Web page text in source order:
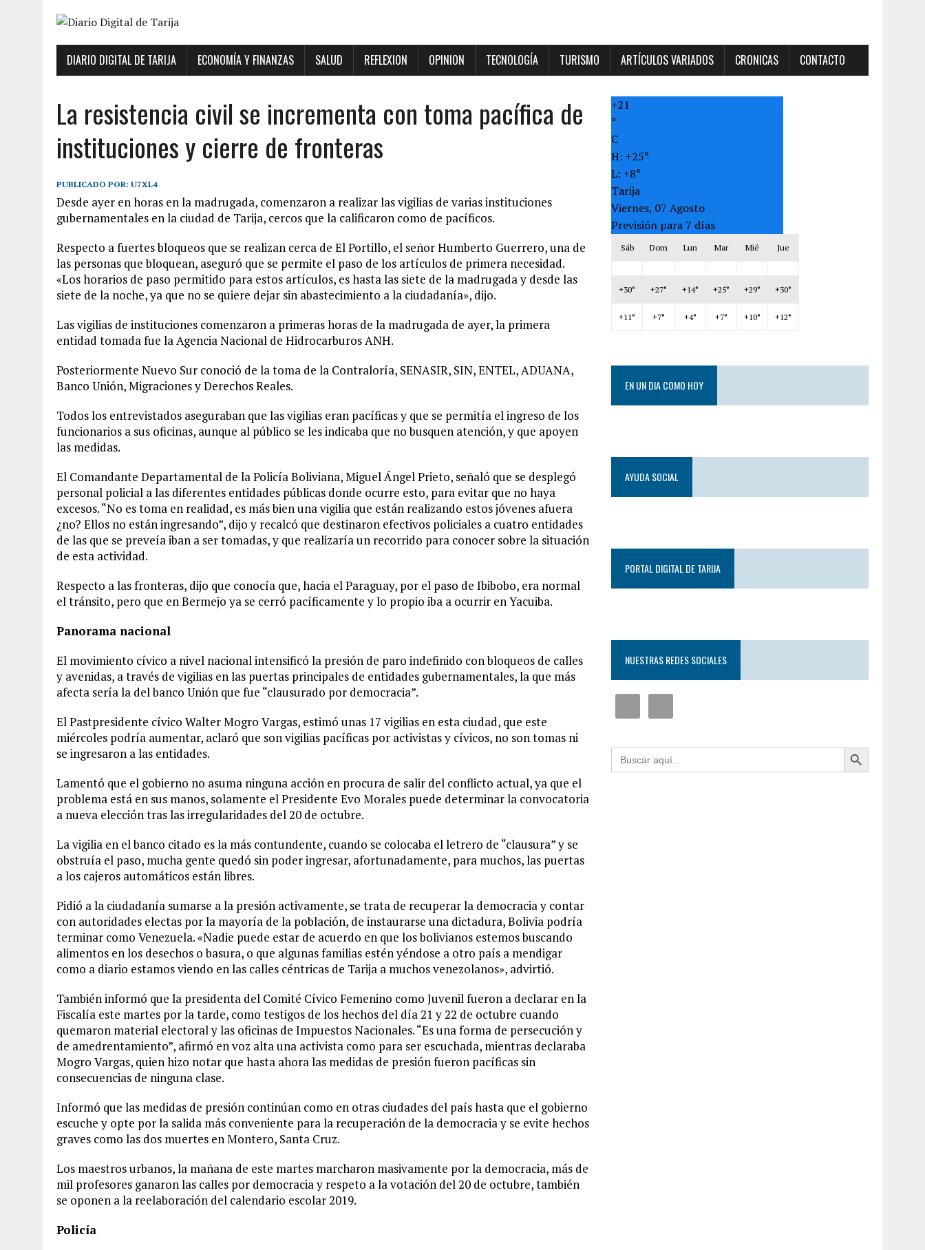
DIARIO DIGITAL DE TARIJA ECONOMÍA Y FINANZAS SALUD REFLEXION OPINION TECNOLOGÍA TURISMO ARTÍCULOS VARIADOS CRONICAS CONTACTO
La resistencia civil se incrementa con toma pacífica de
instituciones y cierre de fronteras
PUBLICADO POR: U7XL4
Desde ayer en horas en la madrugada, comenzaron a realizar las vigilias de varias instituciones
gubernamentales en la ciudad de Tarija, cercos que la calificaron como de pacíficos.
Respecto a fuertes bloqueos que se realizan cerca de El Portillo, el señor Humberto Guerrero, una de
las personas que bloquean, aseguró que se permite el paso de los artículos de primera necesidad.
«Los horarios de paso permitido para estos artículos, es hasta las siete de la madrugada y desde las
siete de la noche, ya que no se quiere dejar sin abastecimiento a la ciudadanía», dijo.
Las vigilias de instituciones comenzaron a primeras horas de la madrugada de ayer, la primera
entidad tomada fue la Agencia Nacional de Hidrocarburos ANH.
Posteriormente Nuevo Sur conoció de la toma de la Contraloría, SENASIR, SIN, ENTEL, ADUANA,
Banco Unión, Migraciones y Derechos Reales.
Todos los entrevistados aseguraban que las vigilias eran pacíficas y que se permitía el ingreso de los
funcionarios a sus oficinas, aunque al público se les indicaba que no busquen atención, y que apoyen
las medidas.
El Comandante Departamental de la Policía Boliviana, Miguel Ángel Prieto, señaló que se desplegó
personal policial a las diferentes entidades públicas donde ocurre esto, para evitar que no haya
excesos. “No es toma en realidad, es más bien una vigilia que están realizando estos jóvenes afuera
¿no? Ellos no están ingresando”, dijo y recalcó que destinaron efectivos policiales a cuatro entidades
de las que se preveía iban a ser tomadas, y que realizaría un recorrido para conocer sobre la situación
de esta actividad.
Respecto a las fronteras, dijo que conocía que, hacia el Paraguay, por el paso de Ibibobo, era normal
el tránsito, pero que en Bermejo ya se cerró pacíficamente y lo propio iba a ocurrir en Yacuiba.
Panorama nacional
El movimiento cívico a nivel nacional intensificó la presión de paro indefinido con bloqueos de calles
y avenidas, a través de vigilias en las puertas principales de entidades gubernamentales, la que más
afecta sería la del banco Unión que fue “clausurado por democracia”.
El Pastpresidente cívico Walter Mogro Vargas, estimó unas 17 vigilias en esta ciudad, que este
miércoles podría aumentar, aclaró que son vigilias pacíficas por activistas y cívicos, no son tomas ni
se ingresaron a las entidades.
Lamentó que el gobierno no asuma ninguna acción en procura de salir del conflicto actual, ya que el
problema está en sus manos, solamente el Presidente Evo Morales puede determinar la convocatoria
a nueva elección tras las irregularidades del 20 de octubre.
La vigilia en el banco citado es la más contundente, cuando se colocaba el letrero de “clausura” y se
obstruía el paso, mucha gente quedó sin poder ingresar, afortunadamente, para muchos, las puertas
a los cajeros automáticos están libres.
Pidió a la ciudadanía sumarse a la presión activamente, se trata de recuperar la democracia y contar
con autoridades electas por la mayoría de la población, de instaurarse una dictadura, Bolivia podría
terminar como Venezuela. «Nadie puede estar de acuerdo en que los bolivianos estemos buscando
alimentos en los desechos o basura, o que algunas familias estén yéndose a otro país a mendigar
como a diario estamos viendo en las calles céntricas de Tarija a muchos venezolanos», advirtió.
También informó que la presidenta del Comité Cívico Femenino como Juvenil fueron a declarar en la
Fiscalía este martes por la tarde, como testigos de los hechos del día 21 y 22 de octubre cuando
quemaron material electoral y las oficinas de Impuestos Nacionales. “Es una forma de persecución y
de amedrentamiento”, afirmó en voz alta una activista como para ser escuchada, mientras declaraba
Mogro Vargas, quien hizo notar que hasta ahora las medidas de presión fueron pacíficas sin
consecuencias de ninguna clase.
Informó que las medidas de presión continúan como en otras ciudades del país hasta que el gobierno
escuche y opte por la salida más conveniente para la recuperación de la democracia y se evite hechos
graves como las dos muertes en Montero, Santa Cruz.
Los maestros urbanos, la mañana de este martes marcharon masivamente por la democracia, más de
mil profesores ganaron las calles por democracia y respeto a la votación del 20 de octubre, también
se oponen a la reelaboración del calendario escolar 2019.
Policía
+21
°
C
H: +25°
L: +8°
Tarija
Viernes, 07 Agosto
Previsión para 7 días
Sáb Dom Lun Mar Mié Jue
+30° +27° +14° +25° +29° +30°
+11° +7° +4° +7° +10° +12°
EN UN DIA COMO HOY
AYUDA SOCIAL
PORTAL DIGITAL DE TARIJA
NUESTRAS REDES SOCIALES
Buscar: Botón de búsqueda